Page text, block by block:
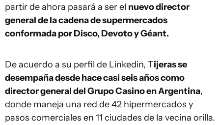
partir de ahora pasará a ser el nuevo director
general de la cadena de supermercados
conformada por Disco, Devoto y Géant.
De acuerdo a su perfil de Linkedin, Tijeras se
desempaña desde hace casi seis años como
director general del Grupo Casino en Argentina,
donde maneja una red de 42 hipermercados y
pasos comerciales en 11 ciudades de la vecina orilla.